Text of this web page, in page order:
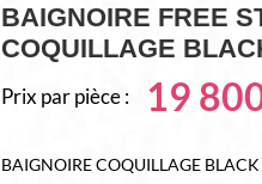
BAIGNOIRE FREE
COQUILLAGE
Prix par pièce : 19
BAIGNOIRE COQUILLAGE BLACK